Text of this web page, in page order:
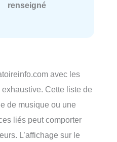
renseigné
avec les
Cette liste de
de musique ou une
liés peut comporter
L’affichage sur le